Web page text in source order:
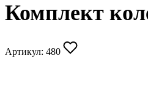
Комплект
Артикул: 480